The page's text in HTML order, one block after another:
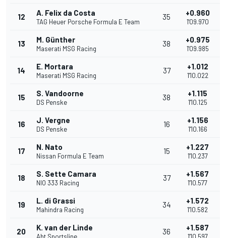
12 A. Felix da Costa
TAG Heuer Porsche Formula E Team
35 +0.960
1'09.970
13 M. Günther
Maserati MSG Racing
38 +0.975
1'09.985
14 E. Mortara
Maserati MSG Racing
37 +1.012
1'10.022
15 S. Vandoorne
DS Penske
38 +1.115
1'10.125
16 J. Vergne
DS Penske
16 +1.156
1'10.166
17 N. Nato
Nissan Formula E Team
15 +1.227
1'10.237
18 S. Sette Camara
NIO 333 Racing
37 +1.567
1'10.577
19 L. di Grassi
Mahindra Racing
34 +1.572
1'10.582
20 K. van der Linde 36 +1.587